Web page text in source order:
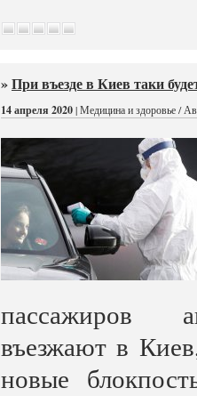
»При въезде в Киев таки
14 апреля 2020| Медицина и здоровье /
пассажиров
въезжают в
новые